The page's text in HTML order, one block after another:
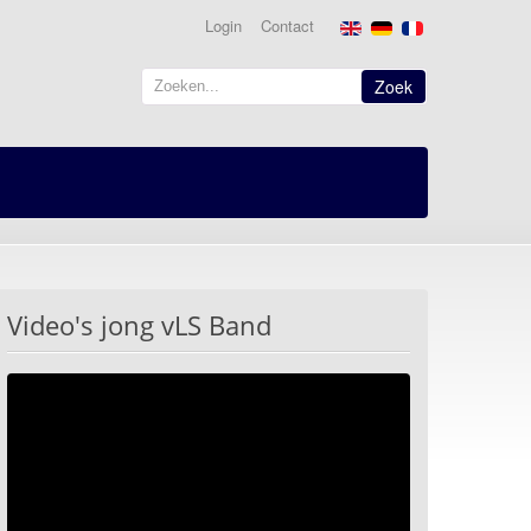
Login Contact
Zoek
Video's jong vLS Band